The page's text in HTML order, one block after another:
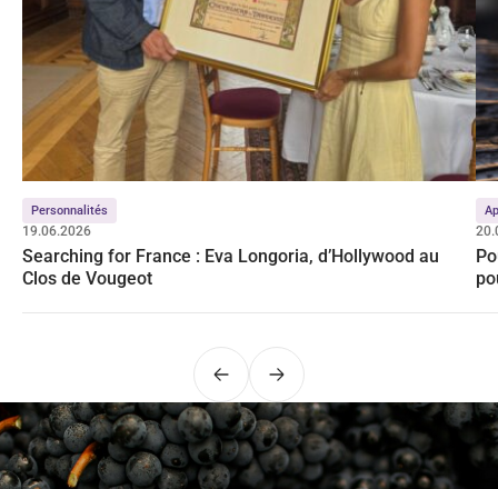
Personnalités
19.06.2026
Searching for France : Eva Longoria, d’Hollywood au
Clos de Vougeot
PrécédentSuivant